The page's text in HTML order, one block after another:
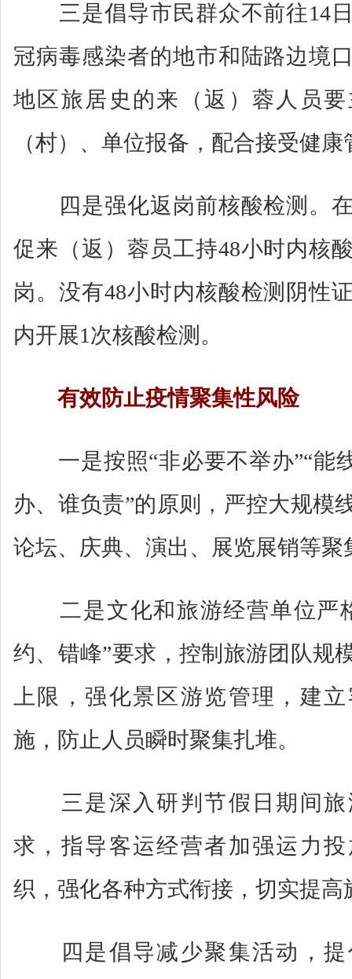
三是倡导市民群众不前往14日
冠病毒感染者的地市和陆路边境
地区旅居史的来（返）蓉人员
（村）、单位报备，配合接受健康
四是强化返岗前核酸检测。在
促来（返）蓉员工持48小时内核
岗。没有48小时内核酸检测阴性
内开展1次核酸检测。
有效防止疫情聚集性风险
一是按照“非必要不举办”“能
办、谁负责”的原则，严控大规模
论坛、庆典、演出、展览展销等聚
二是文化和旅游经营单位严
约、错峰”要求，控制旅游团队规
上限，强化景区游览管理，建
施，防止人员瞬时聚集扎堆。
三是深入研判节假日期间旅
求，指导客运经营者加强运力
织，强化各种方式衔接，切实提高
四是倡导减少聚集活动，提